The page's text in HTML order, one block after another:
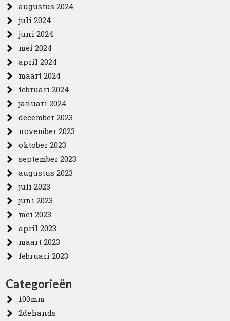
augustus 2024
juli 2024
juni 2024
mei 2024
april 2024
maart 2024
februari 2024
januari 2024
december 2023
november 2023
oktober 2023
september 2023
augustus 2023
juli 2023
juni 2023
mei 2023
april 2023
maart 2023
februari 2023
Categorieën
100mm
2dehands